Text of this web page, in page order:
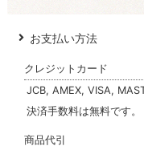
お支払い方法
クレジットカード
JCB, AMEX, VISA,
決済手数料は無料です。
商品代引